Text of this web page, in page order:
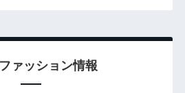
ァッション情報